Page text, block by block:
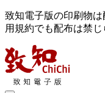
致知電子版の印刷物
用規約でも配布は禁じ